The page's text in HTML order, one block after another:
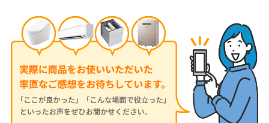
東芝 ルームエアコン RAS-
2515TM-W
東芝 ルームエアコン RAS-
2214TM